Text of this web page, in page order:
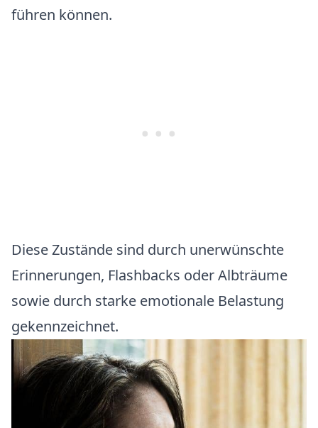
führen können.
Diese Zustände sind durch unerwünschte
Erinnerungen, Flashbacks oder Albträume
sowie durch starke emotionale Belastung
gekennzeichnet.